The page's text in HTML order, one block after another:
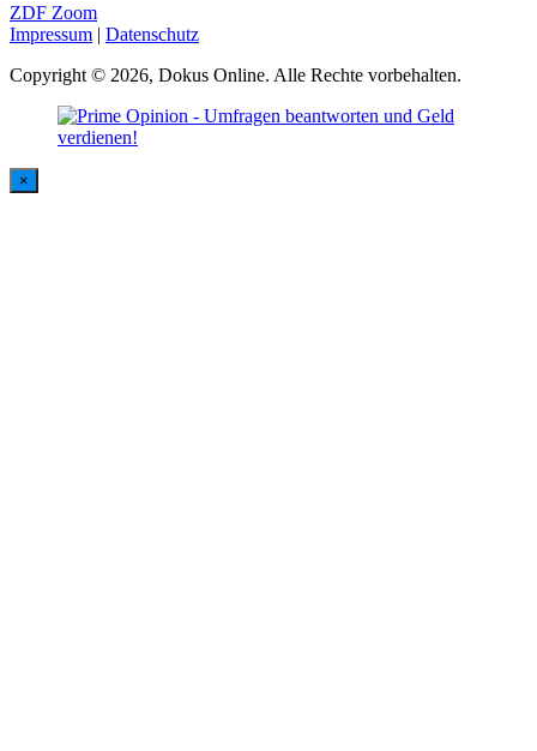
ZDF Zoom
Impressum | Datenschutz
Copyright © 2026, Dokus Online. Alle Rechte vorbehalten.
×